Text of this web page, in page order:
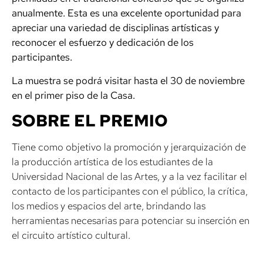
anualmente. Esta es una excelente oportunidad para
apreciar una variedad de disciplinas artísticas y
reconocer el esfuerzo y dedicación de los
participantes.
La muestra se podrá visitar hasta el 30 de noviembre
en el primer piso de la Casa.
SOBRE EL PREMIO
Tiene como objetivo la promoción y jerarquización de
la producción artística de los estudiantes de la
Universidad Nacional de las Artes, y a la vez facilitar el
contacto de los participantes con el público, la crítica,
los medios y espacios del arte, brindando las
herramientas necesarias para potenciar su inserción en
el circuito artístico cultural.